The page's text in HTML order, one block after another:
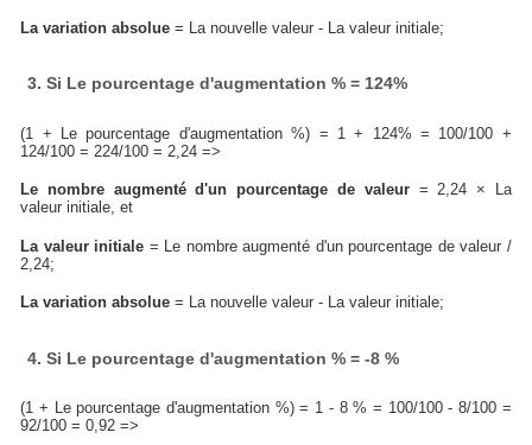
La variation absolue = La nouvelle valeur - La valeur initiale;
3. Si Le pourcentage d'augmentation % = 124%
(1 + Le pourcentage d'augmentation %) = 1 + 124% = 100/100 +
124/100 = 224/100 = 2,24 =>
Le nombre augmenté d'un pourcentage de valeur= 2,24 × La
valeur initiale, et
La valeur initiale = Le nombre augmenté d'un pourcentage de valeur /
2,24;
La variation absolue = La nouvelle valeur - La valeur initiale;
4. Si Le pourcentage d'augmentation % = -8 %
(1 + Le pourcentage d'augmentation %) = 1 - 8 % = 100/100 - 8/100 =
92/100 = 0,92 =>